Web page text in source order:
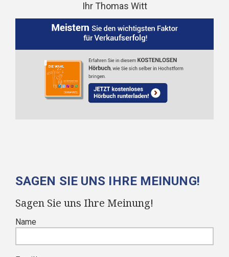
Ihr Thomas Witt
SAGEN SIE UNS IHRE MEINUNG!
Sagen Sie uns Ihre Meinung!
Name